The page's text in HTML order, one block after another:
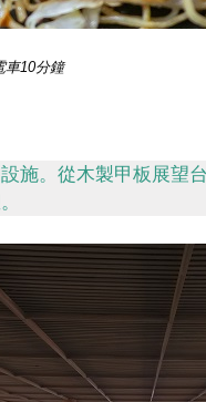
車10分鐘
施。從木製甲板展望